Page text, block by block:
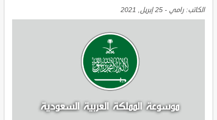
الكاتب: رامي - 25 إبريل, 2021